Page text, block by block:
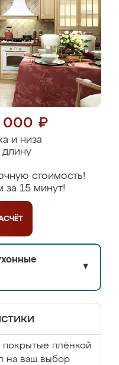
000 ₽
и низа
длину
стоимость!
за 15 минут!
▼
плёнкой
на ваш выбор